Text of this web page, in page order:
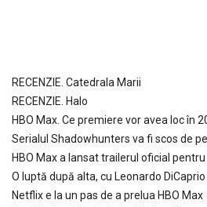
RECENZIE. Catedrala Marii
RECENZIE. Halo
HBO Max. Ce premiere vor avea loc în
Serialul Shadowhunters va fi scos de
HBO Max a lansat trailerul oficial
O luptă după alta, cu Leonardo
Netflix e la un pas de a prelua HBO Max